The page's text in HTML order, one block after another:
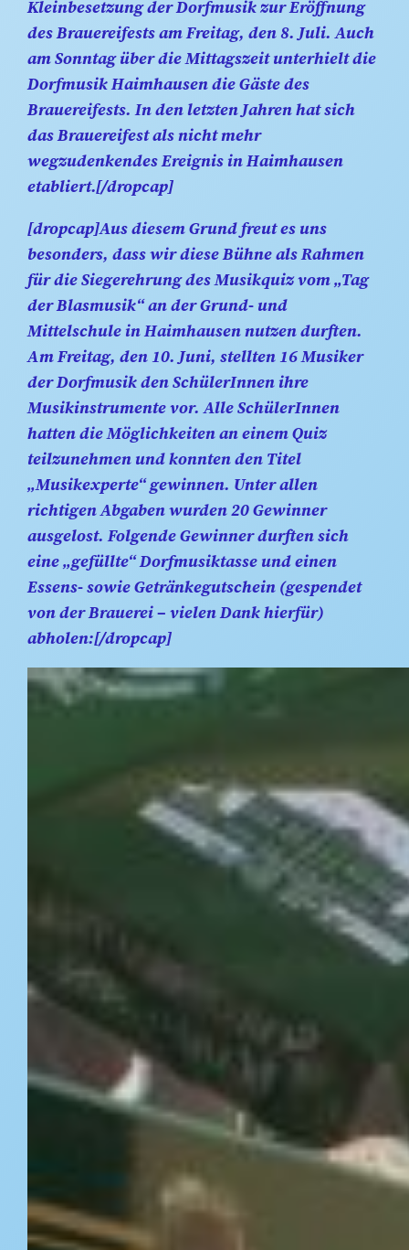
Kleinbesetzung der Dorfmusik zur Eröffnung
des Brauereifests am Freitag, den 8. Juli. Auch
am Sonntag über die Mittagszeit unterhielt die
Dorfmusik Haimhausen die Gäste des
Brauereifests. In den letzten Jahren hat sich
das Brauereifest als nicht mehr
wegzudenkendes Ereignis in Haimhausen
etabliert.[/dropcap]
[dropcap]Aus diesem Grund freut es uns
besonders, dass wir diese Bühne als Rahmen
für die Siegerehrung des Musikquiz vom „Tag
der Blasmusik“ an der Grund- und
Mittelschule in Haimhausen nutzen durften.
Am Freitag, den 10. Juni, stellten 16 Musiker
der Dorfmusik den SchülerInnen ihre
Musikinstrumente vor. Alle SchülerInnen
hatten die Möglichkeiten an einem Quiz
teilzunehmen und konnten den Titel
„Musikexperte“ gewinnen. Unter allen
richtigen Abgaben wurden 20 Gewinner
ausgelost. Folgende Gewinner durften sich
eine „gefüllte“ Dorfmusiktasse und einen
Essens- sowie Getränkegutschein (gespendet
von der Brauerei – vielen Dank hierfür)
abholen:[/dropcap]